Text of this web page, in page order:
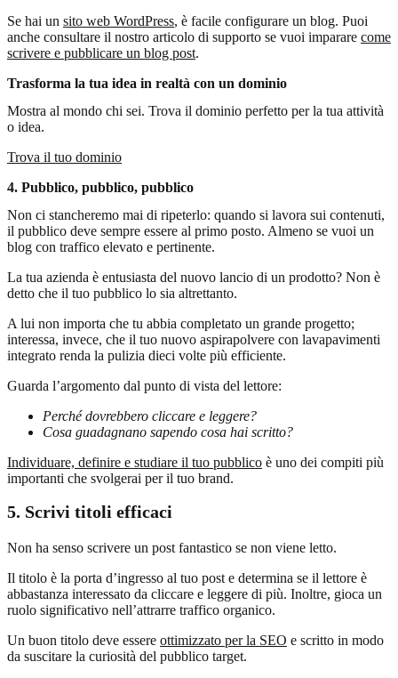
Se hai un sito web WordPress, è facile configurare un blog. Puoi
anche consultare il nostro articolo di supporto se vuoi imparare come
scrivere e pubblicare un blog post.
Trasforma la tua idea in realtà con un dominio
Mostra al mondo chi sei. Trova il dominio perfetto per la tua attività
o idea.
Trova il tuo dominio
4. Pubblico, pubblico, pubblico
Non ci stancheremo mai di ripeterlo: quando si lavora sui contenuti,
il pubblico deve sempre essere al primo posto. Almeno se vuoi un
blog con traffico elevato e pertinente.
La tua azienda è entusiasta del nuovo lancio di un prodotto? Non è
detto che il tuo pubblico lo sia altrettanto.
A lui non importa che tu abbia completato un grande progetto;
interessa, invece, che il tuo nuovo aspirapolvere con lavapavimenti
integrato renda la pulizia dieci volte più efficiente.
Guarda l’argomento dal punto di vista del lettore:
Perché dovrebbero cliccare e leggere?
Cosa guadagnano sapendo cosa hai scritto?
Individuare, definire e studiare il tuo pubblico è uno dei compiti più
importanti che svolgerai per il tuo brand.
5. Scrivi titoli efficaci
Non ha senso scrivere un post fantastico se non viene letto.
Il titolo è la porta d’ingresso al tuo post e determina se il lettore è
abbastanza interessato da cliccare e leggere di più. Inoltre, gioca un
ruolo significativo nell’attrarre traffico organico.
Un buon titolo deve essere ottimizzato per la SEO e scritto in modo
da suscitare la curiosità del pubblico target.